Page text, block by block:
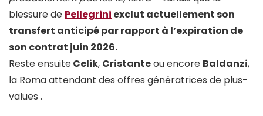
blessure de Pellegrini exclut actuellement son
transfert anticipé par rapport à l’expiration de
son contrat juin 2026.
Reste ensuiteCelik, Cristanteou encore Baldanzi,
la Roma attendant des offres génératrices de plus-
values .